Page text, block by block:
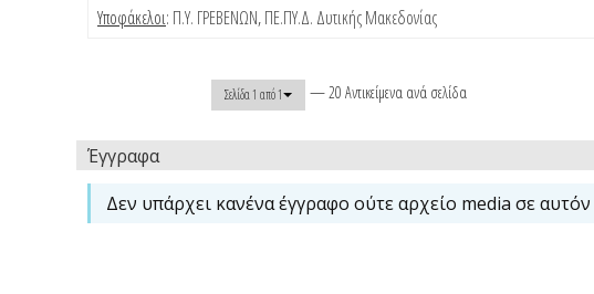
Υποφάκελοι: Π.Υ. ΓΡΕΒΕΝΩΝ,ΠΕ.ΠΥ.Δ. Δυτικής Μακεδονίας
Σελίδα 1 από 1 — 20 Αντικείμενα ανά σελίδα
Έγγραφα
Δεν υπάρχει κανένα έγγραφο ούτε αρχείο media σε